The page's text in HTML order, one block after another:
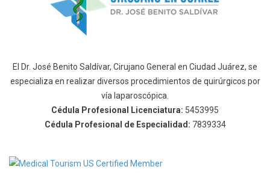
El Dr. José Benito Saldívar, Cirujano General en Ciudad Juárez, se
especializa en realizar diversos procedimientos de quirúrgicos por
vía laparoscópica.
Cédula Profesional Licenciatura: 5453995
Cédula Profesional de Especialidad: 7839334